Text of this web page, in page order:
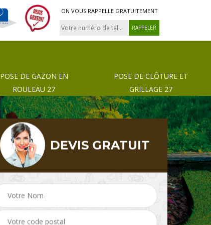
ON VOUS RAPPELLE GRATUITEMENT
POSE DE GAZON EN
ROULEAU 27
POSE DE CLÔTURE ET
GRILLAGE 27
Paysagiste 27 Pose de gazon en
rouleau 27
DEVIS GRATUIT